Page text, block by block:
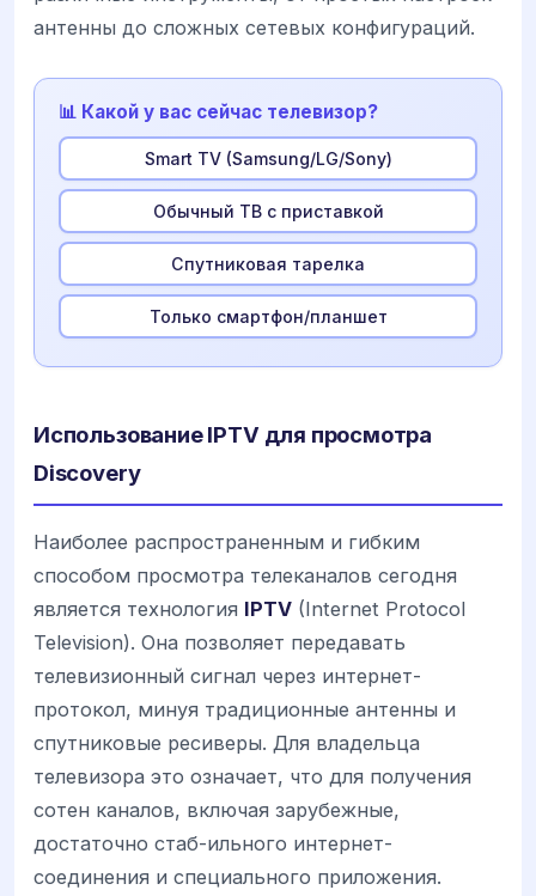
антенны до сложных сетевых конфигураций.
📊 Какой у вас сейчас телевизор?
Smart TV (Samsung/LG/Sony)
Обычный ТВ с приставкой
Спутниковая тарелка
Только смартфон/планшет
Использование IPTV для просмотра
Discovery
Наиболее распространенным и гибким
способом просмотра телеканалов сегодня
является технология IPTV (Internet Protocol
Television). Она позволяет передавать
телевизионный сигнал через интернет-
протокол, минуя традиционные антенны и
спутниковые ресиверы. Для владельца
телевизора это означает, что для получения
сотен каналов, включая зарубежные,
достаточно стаб-ильного интернет-
соединения и специального приложения.